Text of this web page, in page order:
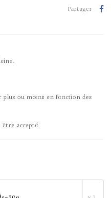
Partager
plus ou moins en fonction des
accepté.